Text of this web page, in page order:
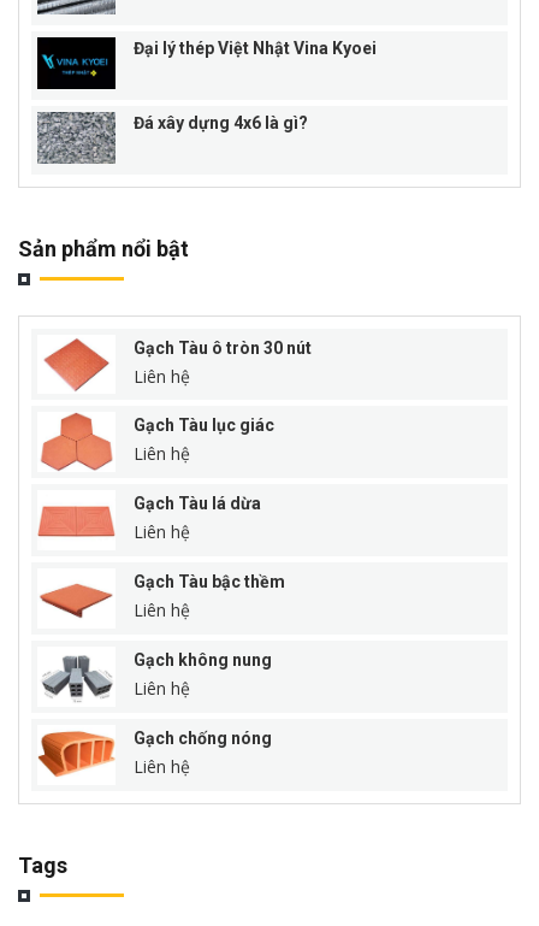
Đại lý thép Việt Nhật Vina Kyoei
Đá xây dựng 4x6 là gì?
Sản phẩm nổi bật
Gạch Tàu ô tròn 30 nút
Liên hệ
Gạch Tàu lục giác
Liên hệ
Gạch Tàu lá dừa
Liên hệ
Gạch Tàu bậc thềm
Liên hệ
Gạch không nung
Liên hệ
Gạch chống nóng
Liên hệ
Tags